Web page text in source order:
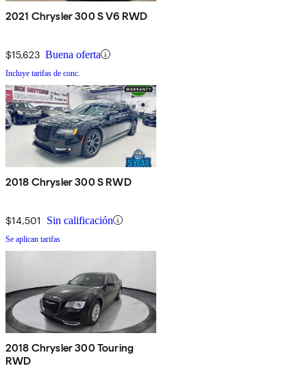
2021 Chrysler 300 S V6 RWD
$15,623 Buena oferta
Incluye tarifas de conc.
2018 Chrysler 300 S RWD
$14,501 Sin calificación
Se aplican tarifas
2018 Chrysler 300 Touring
RWD